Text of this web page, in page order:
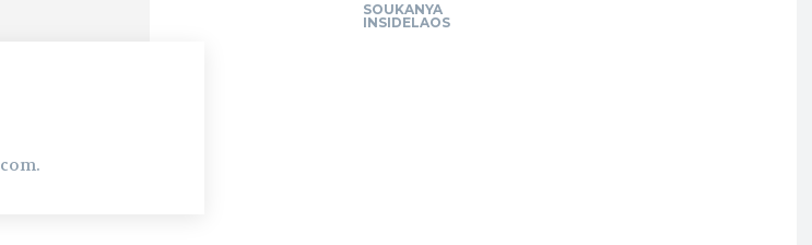
SOUKANYA
INSIDELAOS